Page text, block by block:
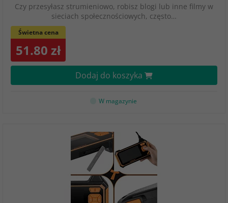
Czy przesyłasz strumieniowo, robisz blogi lub inne filmy w
sieciach społecznościowych, często…
Świetna cena
51.80 zł
Dodaj do koszyka
W magazynie